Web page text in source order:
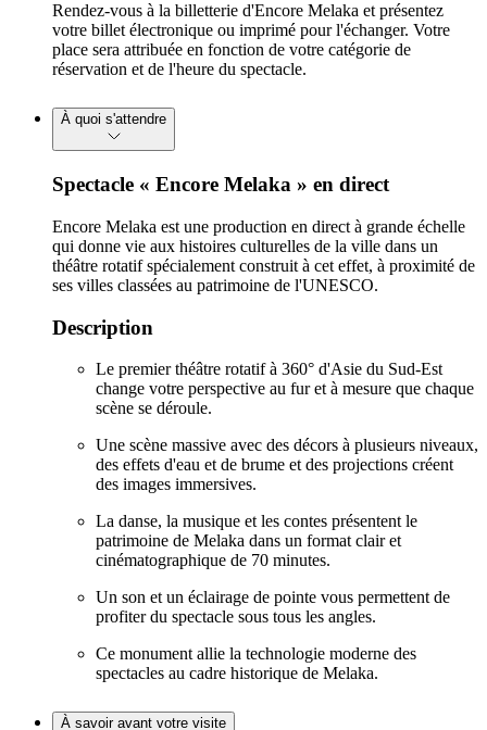
Rendez-vous à la billetterie d'Encore Melaka et présentez
votre billet électronique ou imprimé pour l'échanger. Votre
place sera attribuée en fonction de votre catégorie de
réservation et de l'heure du spectacle.
À quoi s'attendre
Spectacle « Encore Melaka » en direct
Encore Melaka est une production en direct à grande échelle
qui donne vie aux histoires culturelles de la ville dans un
théâtre rotatif spécialement construit à cet effet, à proximité de
ses villes classées au patrimoine de l'UNESCO.
Description
Le premier théâtre rotatif à 360° d'Asie du Sud-Est
change votre perspective au fur et à mesure que chaque
scène se déroule.
Une scène massive avec des décors à plusieurs niveaux,
des effets d'eau et de brume et des projections créent
des images immersives.
La danse, la musique et les contes présentent le
patrimoine de Melaka dans un format clair et
cinématographique de 70 minutes.
Un son et un éclairage de pointe vous permettent de
profiter du spectacle sous tous les angles.
Ce monument allie la technologie moderne des
spectacles au cadre historique de Melaka.
À savoir avant votre visite